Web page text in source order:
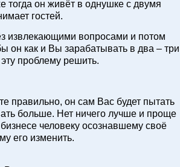
тогда он живёт в однушке с двумя
гостей.
извлекающими вопросами и потом
он как и Вы зарабатывать в два – три
проблему решить.
правильно, он сам Вас будет пытать
больше. Нет ничего лучше и проще
человеку осознавшему своё
его изменить.